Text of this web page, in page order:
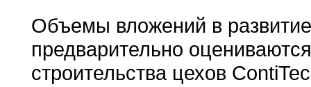
Объемы вложений в развитие
предварительно
строительства цехов